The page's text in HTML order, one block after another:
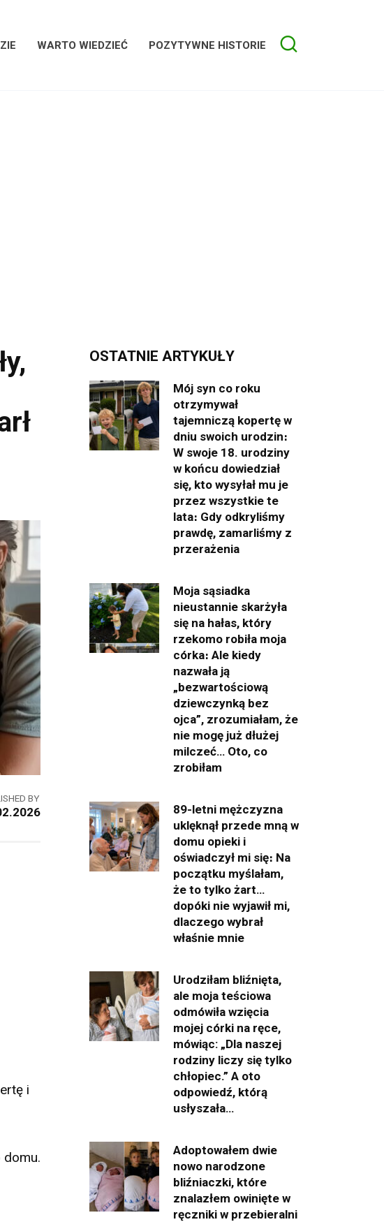
WARTO WIEDZIEĆ POZYTYWNE HISTORIE
BY
i
domu.
OSTATNIE ARTYKUŁY
Mój syn co roku
otrzymywał
tajemniczą kopertę w
dniu swoich urodzin։
W swoje 18. urodziny
w końcu dowiedział
się, kto wysyłał mu je
przez wszystkie te
lata։ Gdy odkryliśmy
prawdę, zamarliśmy z
przerażenia
Moja sąsiadka
nieustannie skarżyła
się na hałas, który
rzekomo robiła moja
córka։ Ale kiedy
nazwała ją
„bezwartościową
dziewczynką bez
ojca”, zrozumiałam, że
nie mogę już dłużej
milczeć… Oto, co
zrobiłam
89-letni mężczyzna
uklęknął przede mną w
domu opieki i
oświadczył mi się։ Na
początku myślałam,
że to tylko żart…
dopóki nie wyjawił mi,
dlaczego wybrał
właśnie mnie
Urodziłam bliźnięta,
ale moja teściowa
odmówiła wzięcia
mojej córki na ręce,
mówiąc: „Dla naszej
rodziny liczy się tylko
chłopiec.” A oto
odpowiedź, którą
usłyszała…
Adoptowałem dwie
nowo narodzone
bliźniaczki, które
znalazłem owinięte w
ręczniki w przebieralni